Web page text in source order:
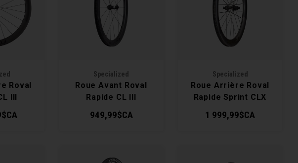
Roval
III
Specialized
Roue Avant Roval
Rapide CL III
949,99$CA
Specialized
Roue Arrière Roval
Rapide Sprint CLX
1 999,99$CA